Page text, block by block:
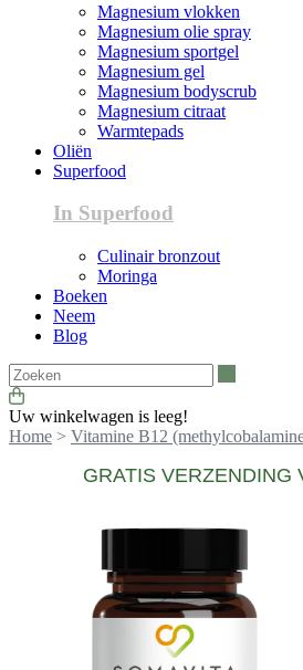
Magnesium vlokken
Magnesium olie spray
Magnesium sportgel
Magnesium gel
Magnesium bodyscrub
Magnesium citraat
Warmtepads
Oliën
Superfood
In Superfood
Culinair bronzout
Moringa
Boeken
Neem
Blog
Uw winkelwagen is leeg!
Home > Vitamine B12
GRATIS VERZENDING